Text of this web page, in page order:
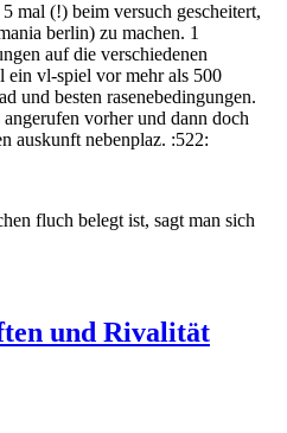
mal (!) beim versuch gescheitert,
berlin) zu machen. 1
auf die verschiedenen
ein vl-spiel vor mehr als 500
und besten rasenebedingungen.
vorher und dann doch
auskunft nebenplaz. :522:
fluch belegt ist, sagt man sich
und Rivalität